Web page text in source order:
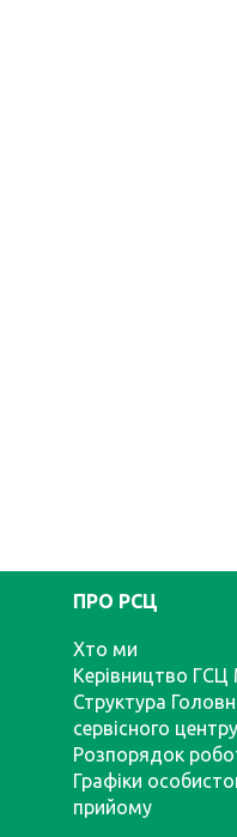
ПРО РСЦ
Хто ми
Керівництво
Структура
сервісного
Розпорядок
Графіки
прийому